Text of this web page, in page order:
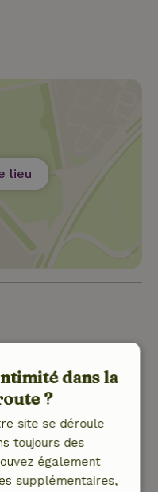
lieu
24 heures
heures suivant la
dans la
?
site se déroule
toujours des
également
supplémentaires,